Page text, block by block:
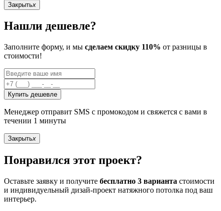
Закрытьx
Нашли дешевле?
Заполните форму, и мы сделаем скидку 110% от разницы в
стоимости!
Купить дешевле
Менеджер отправит SMS с промокодом и свяжется с вами в
течении 1 минуты
Закрытьx
Понравился этот проект?
Оставьте заявку и получите бесплатно 3 варианта стоимости
и индивидуельный дизай-проект натяжного потолка под ваш
интерьер.